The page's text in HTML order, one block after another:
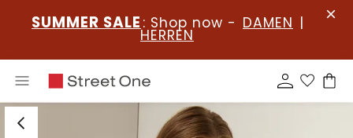
SUMMER SALE : Shop now - DAMEN |
HERREN